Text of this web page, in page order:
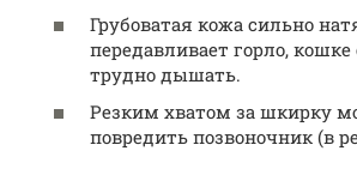
Грубоватая кожа сильно
передавливает горло, кошке
трудно дышать.
Резким хватом за шкирку
повредить позвоночник (в